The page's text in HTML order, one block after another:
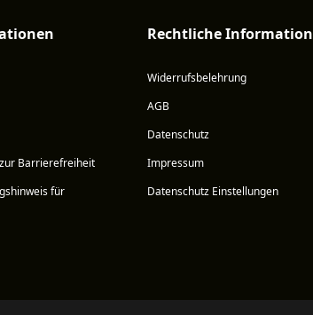
Barrierefreiheit
für
Rechtliche Information
Widerrufsbelehrung
AGB
Datenschutz
Impressum
Datenschutz Einstellungen